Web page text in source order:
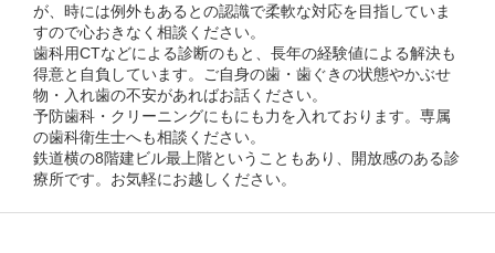
が、時には例外もあるとの認識で柔軟な対応を目指していま
すので心おきなく相談ください。
歯科用CTなどによる診断のもと、長年の経験値による解決も
得意と自負しています。ご自身の歯・歯ぐきの状態やかぶせ
物・入れ歯の不安があればお話ください。
予防歯科・クリーニングにもにも力を入れております。専属
の歯科衛生士へも相談ください。
鉄道横の8階建ビル最上階ということもあり、開放感のある診
療所です。お気軽にお越しください。